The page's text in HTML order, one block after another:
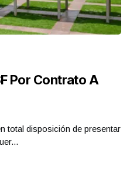
Por Contrato A
total disposición de presentar